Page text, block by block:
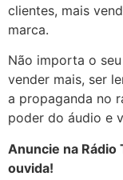
clientes, mais
marca.
Não importa o
vender mais, ser
a propaganda no
poder do áudio e
Anuncie na Rádio
ouvida!